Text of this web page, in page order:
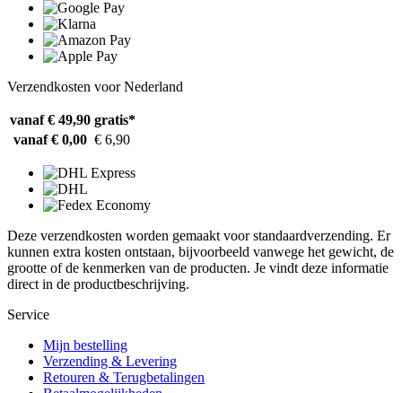
Verzendkosten voor Nederland
vanaf € 49,90 gratis*
vanaf € 0,00 € 6,90
Deze verzendkosten worden gemaakt voor standaardverzending. Er
kunnen extra kosten ontstaan, bijvoorbeeld vanwege het gewicht, de
grootte of de kenmerken van de producten. Je vindt deze informatie
direct in de productbeschrijving.
Service
Mijn bestelling
Verzending & Levering
Retouren & Terugbetalingen